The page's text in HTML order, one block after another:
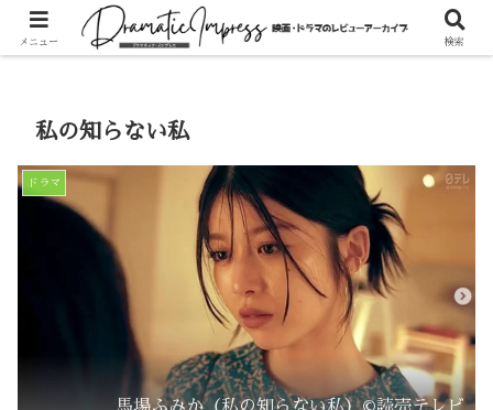
ドラマ
私の知らない私
ドラマ
馬場ふみか（私の知らない私）©読売テレビ
メニュー 検索